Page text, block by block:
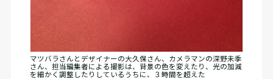
マツバラさんとデザイナーの大久保さん、カメラマンの深野未季
さん、担当編集者による撮影は、背景の色を変えたり、光の加減
を細かく調整したりしているうちに、３時間を超えた